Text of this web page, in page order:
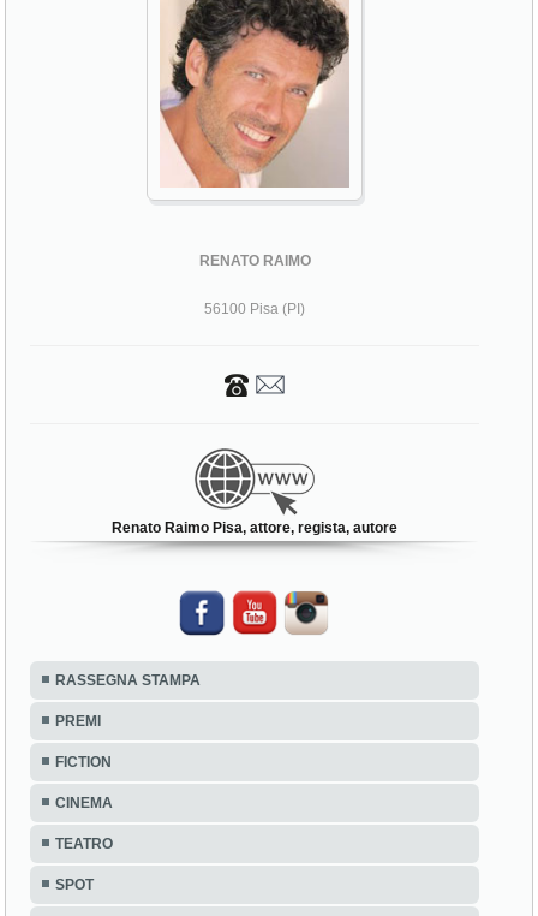
RENATO RAIMO
56100 Pisa (PI)
Renato Raimo Pisa, attore, regista, autore
RASSEGNA STAMPA
PREMI
FICTION
CINEMA
TEATRO
SPOT